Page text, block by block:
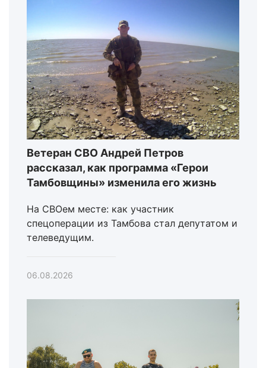
Ветеран СВО Андрей Петров
рассказал, как программа «Герои
Тамбовщины» изменила его жизнь
На СВОем месте: как участник
спецоперации из Тамбова стал депутатом и
телеведущим.
06.08.2026